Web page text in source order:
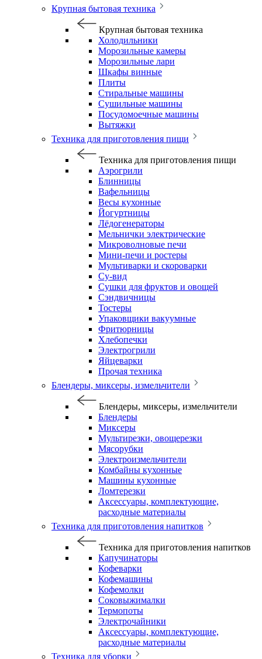
Крупная бытовая техника
Крупная бытовая техника
Холодильники
Морозильные камеры
Морозильные лари
Шкафы винные
Плиты
Стиральные машины
Сушильные машины
Посудомоечные машины
Вытяжки
Техника для приготовления пищи
Техника для приготовления пищи
Аэрогрили
Блинницы
Вафельницы
Весы кухонные
Йогуртницы
Лёдогенераторы
Мельнички электрические
Микроволновые печи
Мини-печи и ростеры
Мультиварки и скороварки
Су-вид
Сушки для фруктов и овощей
Сэндвичницы
Тостеры
Упаковщики вакуумные
Фритюрницы
Хлебопечки
Электрогрили
Яйцеварки
Прочая техника
Блендеры, миксеры, измельчители
Блендеры, миксеры, измельчители
Блендеры
Миксеры
Мультирезки, овощерезки
Мясорубки
Электроизмельчители
Комбайны кухонные
Машины кухонные
Ломтерезки
Аксессуары, комплектующие,
расходные материалы
Техника для приготовления напитков
Техника для приготовления напитков
Капучинаторы
Кофеварки
Кофемашины
Кофемолки
Соковыжималки
Термопоты
Электрочайники
Аксессуары, комплектующие,
расходные материалы
Техника для уборки